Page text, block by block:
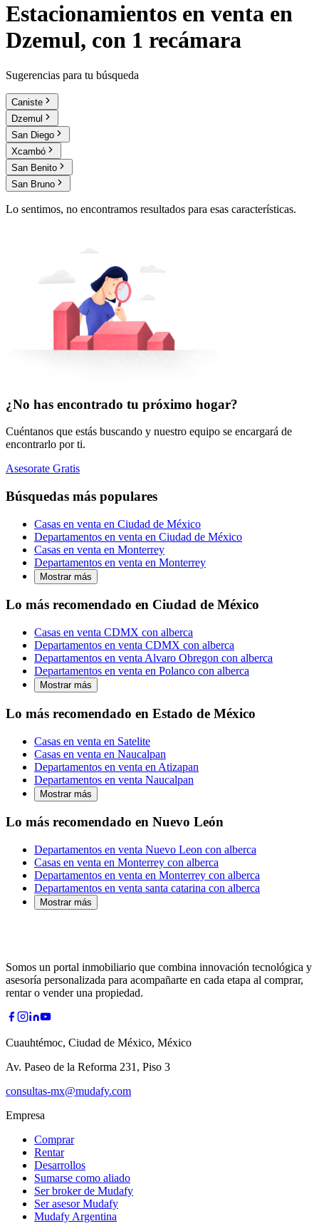
Estacionamientos en venta en
Dzemul, con 1 recámara
Sugerencias para tu búsqueda
Caniste
Dzemul
San Diego
Xcambó
San Benito
San Bruno
Lo sentimos, no encontramos resultados para esas características.
¿No has encontrado tu próximo hogar?
Cuéntanos que estás buscando y nuestro equipo se encargará de
encontrarlo por ti.
Asesorate Gratis
Búsquedas más populares
Casas en venta en Ciudad de México
Departamentos en venta en Ciudad de México
Casas en venta en Monterrey
Departamentos en venta en Monterrey
Mostrar más
Lo más recomendado en Ciudad de México
Casas en venta CDMX con alberca
Departamentos en venta CDMX con alberca
Departamentos en venta Alvaro Obregon con alberca
Departamentos en venta en Polanco con alberca
Mostrar más
Lo más recomendado en Estado de México
Casas en venta en Satelite
Casas en venta en Naucalpan
Departamentos en venta en Atizapan
Departamentos en venta Naucalpan
Mostrar más
Lo más recomendado en Nuevo León
Departamentos en venta Nuevo Leon con alberca
Casas en venta en Monterrey con alberca
Departamentos en venta en Monterrey con alberca
Departamentos en venta santa catarina con alberca
Mostrar más
Somos un portal inmobiliario que combina innovación tecnológica y
asesoría personalizada para acompañarte en cada etapa al comprar,
rentar o vender una propiedad.
Cuauhtémoc, Ciudad de México, México
Av. Paseo de la Reforma 231, Piso 3
consultas-mx@mudafy.com
Empresa
Comprar
Rentar
Desarrollos
Sumarse como aliado
Ser broker de Mudafy
Ser asesor Mudafy
Mudafy Argentina